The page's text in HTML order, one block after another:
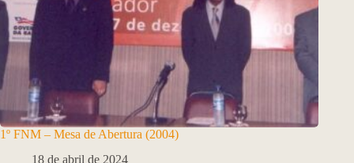
1º FNM – Mesa de Abertura (2004)
18 de abril de 2024